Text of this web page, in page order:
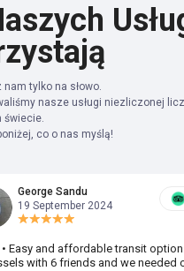
nam tylko na słowo.
nasze usługi niezliczonej
świecie.
co o nas myślą!
George Sandu
19 September 2024
Easy and affordable transit
with 6 friends and we needed